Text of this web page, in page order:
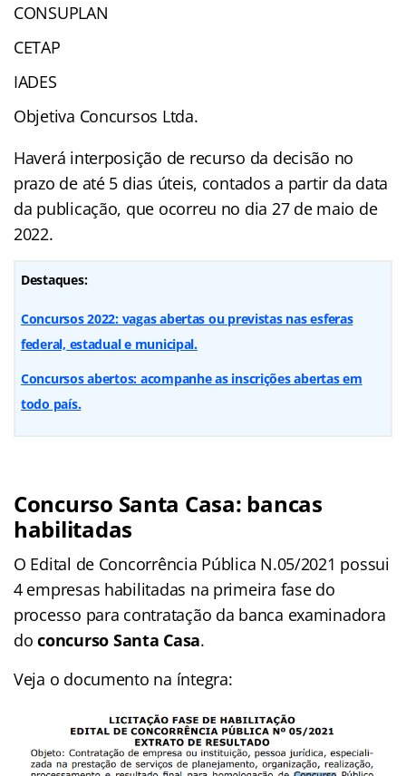
CONSUPLAN
CETAP
IADES
Objetiva Concursos Ltda.
Haverá interposição de recurso da decisão no
prazo de até 5 dias úteis, contados a partir da data
da publicação, que ocorreu no dia 27 de maio de
2022.
Destaques:
Concursos 2022: vagas abertas ou previstas nas esferas
federal, estadual e municipal.
Concursos abertos: acompanhe as inscrições abertas em
todo país.
Concurso Santa Casa: bancas
habilitadas
O Edital de Concorrência Pública N.05/2021 possui
4 empresas habilitadas na primeira fase do
processo para contratação da banca examinadora
doconcurso Santa Casa.
Veja o documento na íntegra: